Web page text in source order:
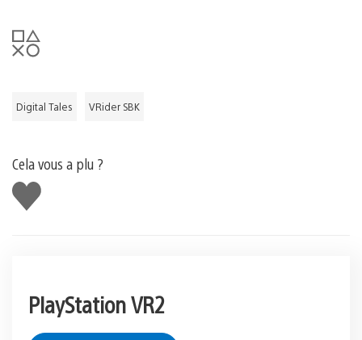
Digital Tales VRider SBK
Cela vous a plu ?
J'aime
PlayStation VR2